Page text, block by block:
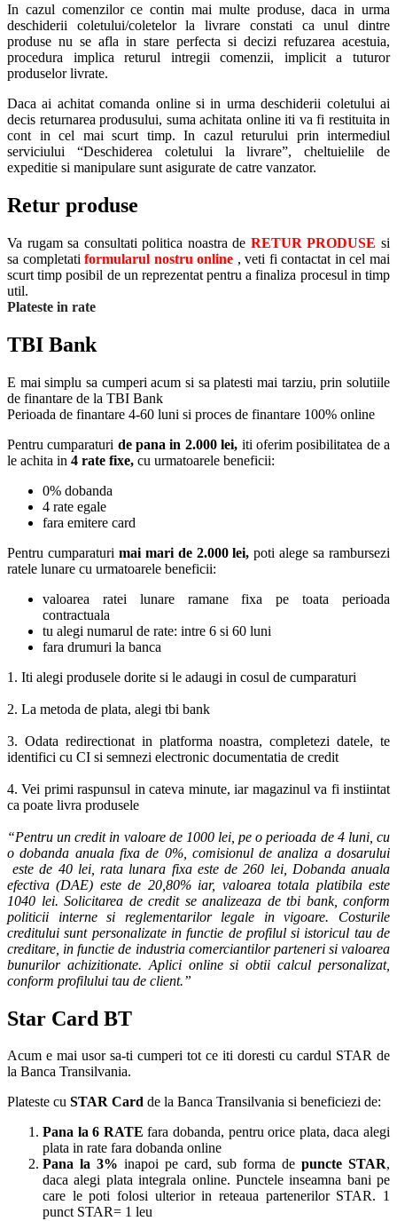
In cazul comenzilor ce contin mai multe produse, daca in urma
deschiderii coletului/coletelor la livrare constati ca unul dintre
produse nu se afla in stare perfecta si decizi refuzarea acestuia,
procedura implica returul intregii comenzii, implicit a tuturor
produselor livrate.
Daca ai achitat comanda online si in urma deschiderii coletului ai
decis returnarea produsului, suma achitata online iti va fi restituita in
cont in cel mai scurt timp. In cazul returului prin intermediul
serviciului “Deschiderea coletului la livrare”, cheltuielile de
expeditie si manipulare sunt asigurate de catre vanzator.
Retur produse
Va rugam sa consultati politica noastra de RETUR PRODUSE si
sa completatiformularul nostru online , veti fi contactat in cel mai
scurt timp posibil de un reprezentat pentru a finaliza procesul in timp
util.
Plateste in rate
TBI Bank
E mai simplu sa cumperi acum si sa platesti mai tarziu, prin solutiile
de finantare de la TBI Bank
Perioada de finantare 4-60 luni si proces de finantare 100% online
Pentru cumparaturi de pana in 2.000 lei, iti oferim posibilitatea de a
le achita in 4 rate fixe, cu urmatoarele beneficii:
0% dobanda
4 rate egale
fara emitere card
Pentru cumparaturi mai mari de 2.000 lei, poti alege sa rambursezi
ratele lunare cu urmatoarele beneficii:
valoarea ratei lunare ramane fixa pe toata perioada
contractuala
tu alegi numarul de rate: intre 6 si 60 luni
fara drumuri la banca
1. Iti alegi produsele dorite si le adaugi in cosul de cumparaturi
2. La metoda de plata, alegi tbi bank
3. Odata redirectionat in platforma noastra, completezi datele, te
identifici cu CI si semnezi electronic documentatia de credit
4. Vei primi raspunsul in cateva minute, iar magazinul va fi instiintat
ca poate livra produsele
“Pentru un credit in valoare de 1000 lei, pe o perioada de 4 luni, cu
o dobanda anuala fixa de 0%, comisionul de analiza a dosarului
este de 40 lei, rata lunara fixa este de 260 lei, Dobanda anuala
efectiva (DAE) este de 20,80% iar, valoarea totala platibila este
1040 lei. Solicitarea de credit se analizeaza de tbi bank, conform
politicii interne si reglementarilor legale in vigoare. Costurile
creditului sunt personalizate in functie de profilul si istoricul tau de
creditare, in functie de industria comerciantilor parteneri si valoarea
bunurilor achizitionate. Aplici online si obtii calcul personalizat,
conform profilului tau de client.”
Star Card BT
Acum e mai usor sa-ti cumperi tot ce iti doresti cu cardul STAR de
la Banca Transilvania.
Plateste cu STAR Card de la Banca Transilvania si beneficiezi de:
Pana la 6 RATE fara dobanda, pentru orice plata, daca alegi
plata in rate fara dobanda online
Pana la 3% inapoi pe card, sub forma depuncte STAR,
daca alegi plata integrala online. Punctele inseamna bani pe
care le poti folosi ulterior in reteaua partenerilor STAR. 1
punct STAR= 1 leu